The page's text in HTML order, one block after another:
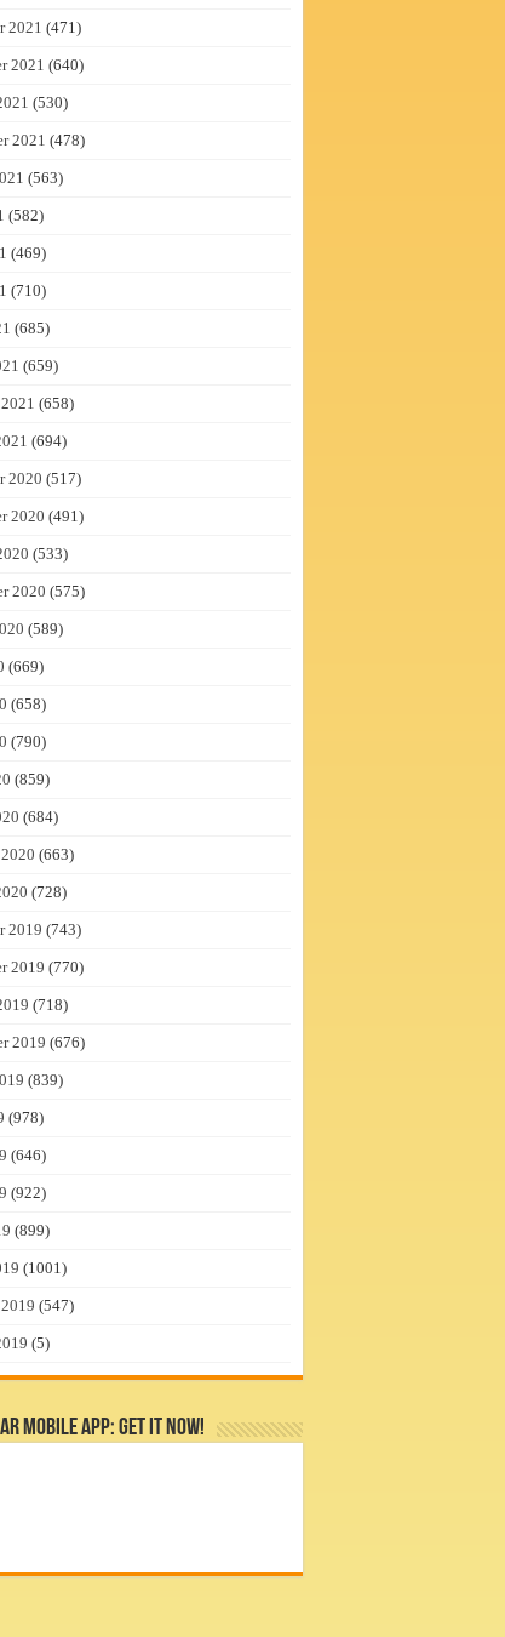
2021 (471)
2021 (640)
(530)
2021 (478)
(563)
(582)
(469)
(710)
(685)
(659)
(658)
(694)
2020 (517)
2020 (491)
(533)
2020 (575)
(589)
(669)
(658)
(790)
(859)
(684)
(663)
(728)
2019 (743)
2019 (770)
(718)
2019 (676)
(839)
(978)
(646)
(922)
(899)
(1001)
(547)
(5)
Mobile App: Get it Now!